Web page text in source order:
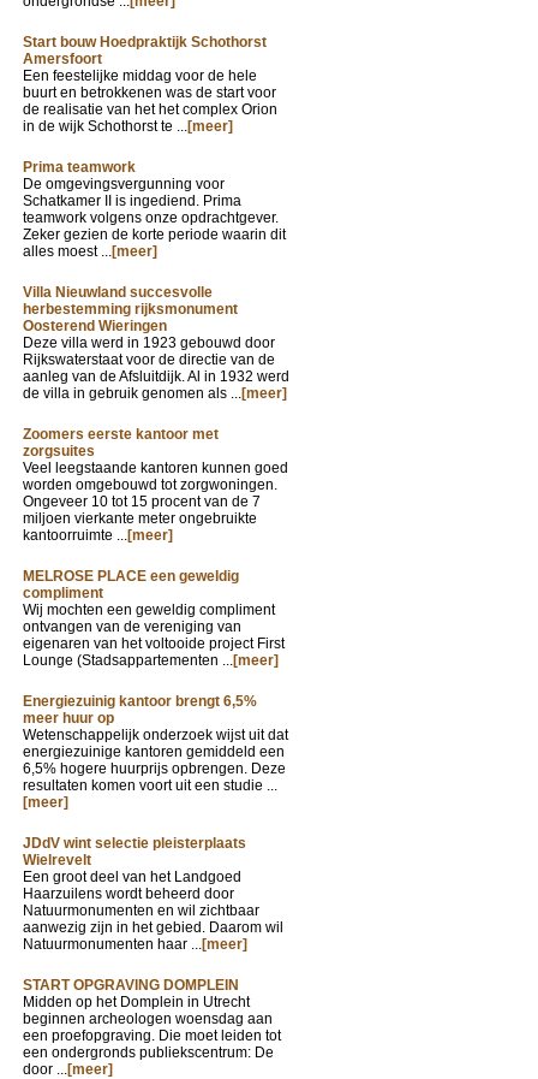
Start bouw Hoedpraktijk Schothorst
Amersfoort
Een feestelijke middag voor de hele
buurt en betrokkenen was de start voor
de realisatie van het het complex Orion
in de wijk Schothorst te ...[meer]
Prima teamwork
De omgevingsvergunning voor
Schatkamer II is ingediend. Prima
teamwork volgens onze opdrachtgever.
Zeker gezien de korte periode waarin dit
alles moest ...[meer]
Villa Nieuwland succesvolle
herbestemming rijksmonument
Oosterend Wieringen
Deze villa werd in 1923 gebouwd door
Rijkswaterstaat voor de directie van de
aanleg van de Afsluitdijk. Al in 1932 werd
de villa in gebruik genomen als ...[meer]
Zoomers eerste kantoor met
zorgsuites
Veel leegstaande kantoren kunnen goed
worden omgebouwd tot zorgwoningen.
Ongeveer 10 tot 15 procent van de 7
miljoen vierkante meter ongebruikte
kantoorruimte ...[meer]
MELROSE PLACE een geweldig
compliment
Wij mochten een geweldig compliment
ontvangen van de vereniging van
eigenaren van het voltooide project First
Lounge (Stadsappartementen ...[meer]
Energiezuinig kantoor brengt 6,5%
meer huur op
Wetenschappelijk onderzoek wijst uit dat
energiezuinige kantoren gemiddeld een
6,5% hogere huurprijs opbrengen. Deze
resultaten komen voort uit een studie ...
[meer]
JDdV wint selectie pleisterplaats
Wielrevelt
Een groot deel van het Landgoed
Haarzuilens wordt beheerd door
Natuurmonumenten en wil zichtbaar
aanwezig zijn in het gebied. Daarom wil
Natuurmonumenten haar ...[meer]
START OPGRAVING DOMPLEIN
Midden op het Domplein in Utrecht
beginnen archeologen woensdag aan
een proefopgraving. Die moet leiden tot
een ondergronds publiekscentrum: De
door ...[meer]